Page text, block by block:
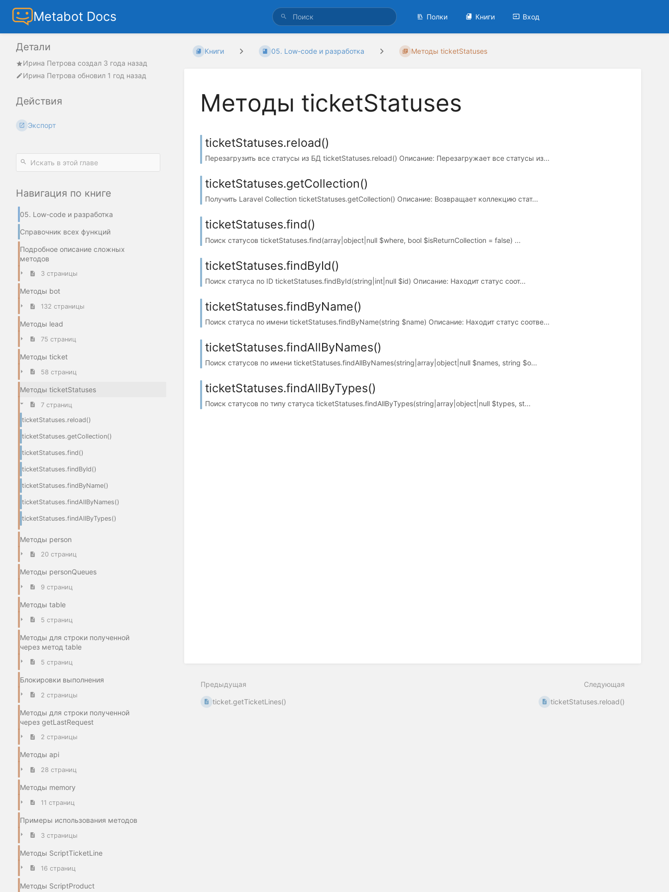
Metabot Docs Полки Книги Вход
Навигация по книге
05. Low-code и разработка
Справочник всех функций
Подробное описание сложных
методов
3 страницы
Методы bot
132 страницы
Методы lead
75 страниц
Методы ticket
58 страниц
Методы ticketStatuses
7 страниц
ticketStatuses.reload()
ticketStatuses.getCollection()
ticketStatuses.find()
ticketStatuses.findById()
ticketStatuses.findByName()
ticketStatuses.findAllByNames()
ticketStatuses.findAllByTypes()
Методы person
20 страниц
Методы personQueues
9 страниц
Методы table
5 страниц
Методы для строки полученной
через метод table
5 страниц
Блокировки выполнения
2 страницы
Методы для строки полученной
через getLastRequest
2 страницы
Методы api
28 страниц
Методы memory
11 страниц
Примеры использования методов
3 страницы
Методы ScriptTicketLine
16 страниц
Методы ScriptProduct
Книги 05. Low-code и разработка Методы ticketStatuses
Методы ticketStatuses
ticketStatuses.reload()
Перезагрузить все статусы из БД ticketStatuses.reload() Описание: Перезагружает все статусы из...
ticketStatuses.getCollection()
Получить Laravel Collection ticketStatuses.getCollection() Описание: Возвращает коллекцию стат...
ticketStatuses.find()
Поиск статусов ticketStatuses.find(array|object|null $where, bool $isReturnCollection = false) ...
ticketStatuses.findById()
Поиск статуса по ID ticketStatuses.findById(string|int|null $id) Описание: Находит статус соот...
ticketStatuses.findByName()
Поиск статуса по имени ticketStatuses.findByName(string $name) Описание: Находит статус соотве...
ticketStatuses.findAllByNames()
Поиск статусов по имени ticketStatuses.findAllByNames(string|array|object|null $names, string $o...
ticketStatuses.findAllByTypes()
Поиск статусов по типу статуса ticketStatuses.findAllByTypes(string|array|object|null $types, st...
Предыдущая
ticket.getTicketLines()
Следующая
ticketStatuses.reload()
Детали
Ирина Петрова создал 3 года назад
Ирина Петрова обновил 1 год назад
Действия
Экспорт